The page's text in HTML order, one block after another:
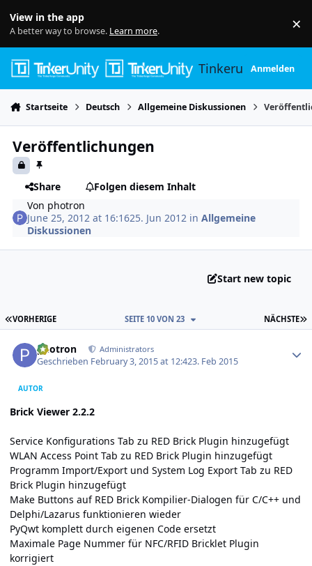
View in the app
A better way to browse. Learn more. ×
TinkerunityAnmelden
Startseite Deutsch Allgemeine Diskussionen
Veröffentlichungen
Share
Folgen diesem Inhalt
Von photron
June 25, 2012 at 16:1625. Jun 2012 inAllgemeine
Diskussionen
Start new topic
ERSTE SEITE
VORHERIGE NÄCHSTE
SEITE 10 VON 23
photron Administrators
Geschrieben February 3, 2015 at 12:423. Feb 2015
AUTOR
Brick Viewer 2.2.2
Service Konfigurations Tab zu RED Brick Plugin hinzugefügt
WLAN Access Point Tab zu RED Brick Plugin hinzugefügt
Programm Import/Export und System Log Export Tab zu RED
Brick Plugin hinzugefügt
Make Buttons auf RED Brick Kompilier-Dialogen für C/C++ und
Delphi/Lazarus funktionieren wieder
PyQwt komplett durch eigenen Code ersetzt
Maximale Page Nummer für NFC/RFID Bricklet Plugin
korrigiert